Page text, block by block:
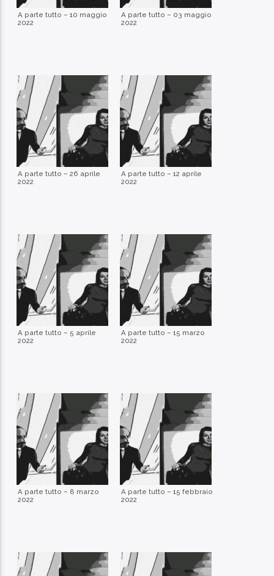
A parte tutto – 10 maggio
2022
A parte tutto – 03 maggio
2022
A parte tutto – 26 aprile
2022
A parte tutto – 12 aprile
2022
A parte tutto – 5 aprile
2022
A parte tutto – 15 marzo
2022
A parte tutto – 8 marzo
2022
A parte tutto – 15 febbraio
2022